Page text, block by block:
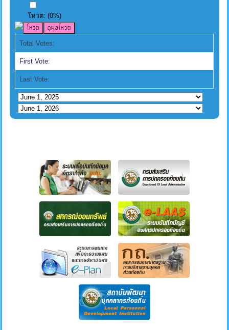
โหวต:(0%)
Total Votes:
First Vote:
Last Vote: